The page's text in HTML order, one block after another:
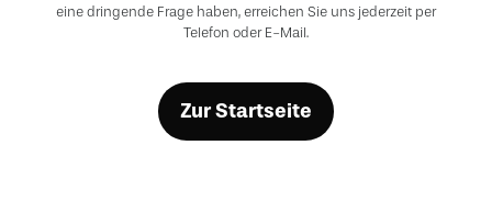
eine dringende Frage haben, erreichen Sie uns jederzeit per
Telefon oder E-Mail.
Zur Startseite